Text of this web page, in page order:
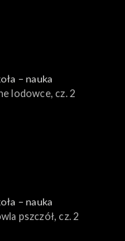
– nauka
lodowce, cz. 2
– nauka
pszczół, cz. 2